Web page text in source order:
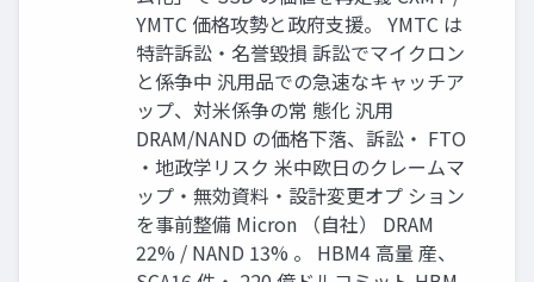
YMTC 価格攻勢と政府支援。 YMTC は
特許訴訟・名誉毀損 訴訟でマイクロン
と係争中 汎用品での急速なキャッチア
ップ、対米係争の常 態化 汎用
DRAM/NAND の価格下落、訴訟・ FTO
・地政学リスク 米中欧日のクレームマ
ップ・無効資料・設計変更オプ ション
を事前整備 Micron （自社） DRAM
22% / NAND 13% 。 HBM4 高量 産、